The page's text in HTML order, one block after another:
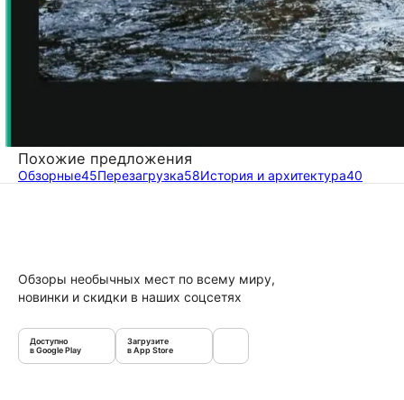
Похожие предложения
Обзорные45Перезагрузка58История и архитектура40
Обзоры необычных мест по всему миру,
новинки и скидки в наших соцсетях
Доступно
в Google Play
Загрузите
в App Store